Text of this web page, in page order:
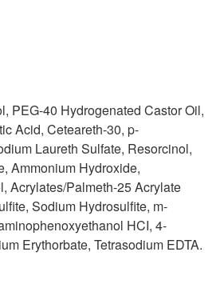
PEG-40 Hydrogenated Castor Oil,
Acid, Ceteareth-30, p-
Laureth Sulfate, Resorcinol,
Ammonium Hydroxide,
Acrylates/Palmeth-25 Acrylate
Sodium Hydrosulfite, m-
HCI, 4-
Erythorbate, Tetrasodium EDTA.